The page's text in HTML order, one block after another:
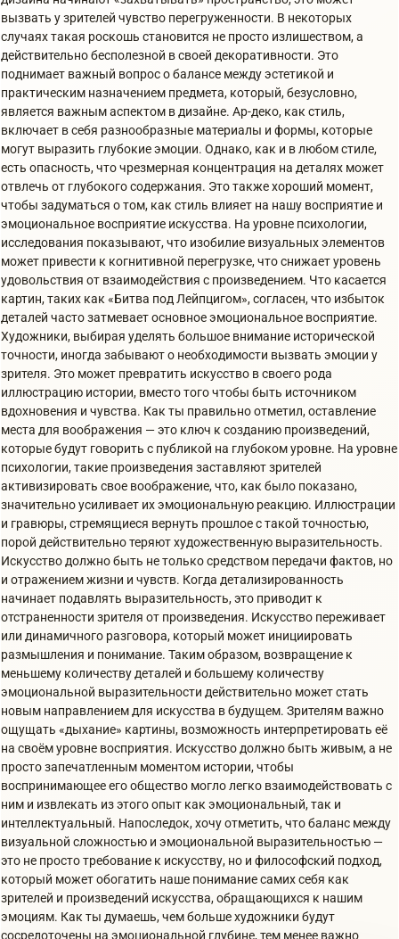
вызвать у зрителей чувство перегруженности. В некоторых
случаях такая роскошь становится не просто излишеством, а
действительно бесполезной в своей декоративности. Это
поднимает важный вопрос о балансе между эстетикой и
практическим назначением предмета, который, безусловно,
является важным аспектом в дизайне. Ар-деко, как стиль,
включает в себя разнообразные материалы и формы, которые
могут выразить глубокие эмоции. Однако, как и в любом стиле,
есть опасность, что чрезмерная концентрация на деталях может
отвлечь от глубокого содержания. Это также хороший момент,
чтобы задуматься о том, как стиль влияет на нашу восприятие и
эмоциональное восприятие искусства. На уровне психологии,
исследования показывают, что изобилие визуальных элементов
может привести к когнитивной перегрузке, что снижает уровень
удовольствия от взаимодействия с произведением. Что касается
картин, таких как «Битва под Лейпцигом», согласен, что избыток
деталей часто затмевает основное эмоциональное восприятие.
Художники, выбирая уделять большое внимание исторической
точности, иногда забывают о необходимости вызвать эмоции у
зрителя. Это может превратить искусство в своего рода
иллюстрацию истории, вместо того чтобы быть источником
вдохновения и чувства. Как ты правильно отметил, оставление
места для воображения — это ключ к созданию произведений,
которые будут говорить с публикой на глубоком уровне. На уровне
психологии, такие произведения заставляют зрителей
активизировать свое воображение, что, как было показано,
значительно усиливает их эмоциональную реакцию. Иллюстрации
и гравюры, стремящиеся вернуть прошлое с такой точностью,
порой действительно теряют художественную выразительность.
Искусство должно быть не только средством передачи фактов, но
и отражением жизни и чувств. Когда детализированность
начинает подавлять выразительность, это приводит к
отстраненности зрителя от произведения. Искусство переживает
или динамичного разговора, который может инициировать
размышления и понимание. Таким образом, возвращение к
меньшему количеству деталей и большему количеству
эмоциональной выразительности действительно может стать
новым направлением для искусства в будущем. Зрителям важно
ощущать «дыхание» картины, возможность интерпретировать её
на своём уровне восприятия. Искусство должно быть живым, а не
просто запечатленным моментом истории, чтобы
воспринимающее его общество могло легко взаимодействовать с
ним и извлекать из этого опыт как эмоциональный, так и
интеллектуальный. Напоследок, хочу отметить, что баланс между
визуальной сложностью и эмоциональной выразительностью —
это не просто требование к искусству, но и философский подход,
который может обогатить наше понимание самих себя как
зрителей и произведений искусства, обращающихся к нашим
эмоциям. Как ты думаешь, чем больше художники будут
сосредоточены на эмоциональной глубине, тем менее важно